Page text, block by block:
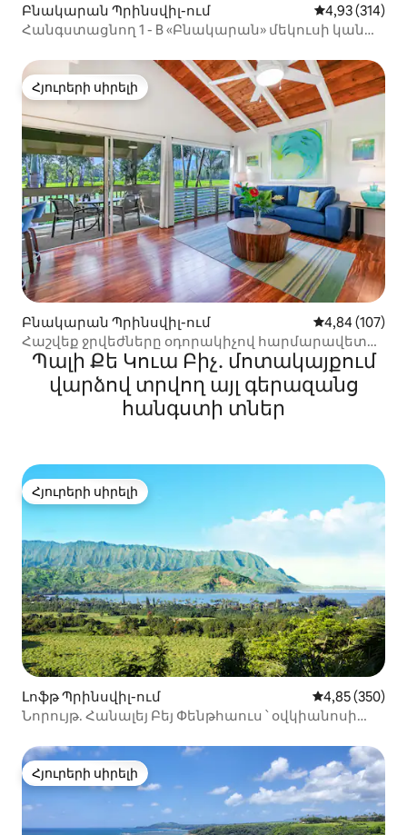
Բնակարան Պրինսվիլ-ում Միջին
4,93 (314)
Հանգստացնող 1 - B «Բնակարան» մեկուսի կանաչ
Հյուրերի սիրելի
Հյուրերի սիրելի
Բնակարան Պրինսվիլ-ում Միջին
4,84 (107)
Հաշվեք ջրվեժները օդորակիչով հարմարավետ
բնակարանից։
Պալի Քե Կուա Բիչ․ մոտակայքում
վարձով տրվող այլ գերազանց
հանգստի տներ
Հյուրերի սիրելի
Հյուրերի սիրելի
Լոֆթ Պրինսվիլ-ում Միջին
4,85 (350)
Նորույթ. Հանալեյ Բեյ Փենթհաուս ՝ օվկիանոսի
Հյուրերի սիրելի
Հյուրերի սիրելի